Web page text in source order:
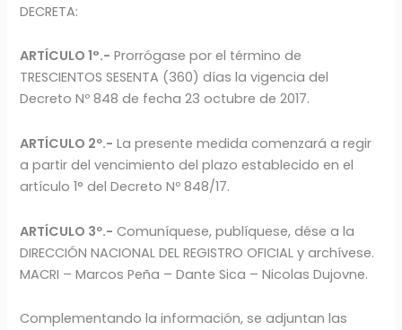
DECRETA:
ARTÍCULO 1°.- Prorrógase por el término de
TRESCIENTOS SESENTA (360) días la vigencia del
Decreto Nº 848 de fecha 23 octubre de 2017.
ARTÍCULO 2º.- La presente medida comenzará a regir
a partir del vencimiento del plazo establecido en el
artículo 1° del Decreto Nº 848/17.
ARTÍCULO 3º.- Comuníquese, publíquese, dése a la
DIRECCIÓN NACIONAL DEL REGISTRO OFICIAL y archívese.
MACRI – Marcos Peña – Dante Sica – Nicolas Dujovne.
Complementando la información, se adjuntan las